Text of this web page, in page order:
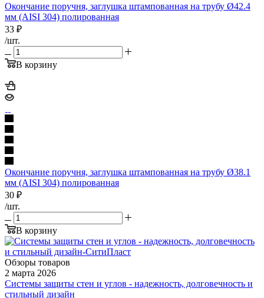
Окончание поручня, заглушка штампованная на трубу Ø42.4
мм (AISI 304) полированная
33 ₽
/шт.
В корзину
Окончание поручня, заглушка штампованная на трубу Ø38.1
мм (AISI 304) полированная
30 ₽
/шт.
В корзину
Обзоры товаров
2 марта 2026
Системы защиты стен и углов - надежность, долговечность и
стильный дизайн